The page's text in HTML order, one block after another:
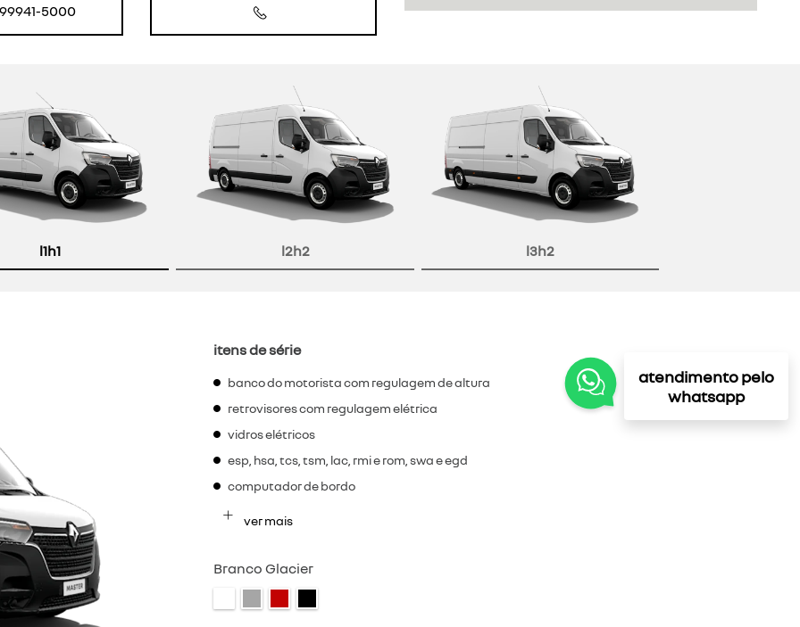
5000
l1h1 l2h2 l3h2
itens de série
banco do motorista com regulagem de altura
retrovisores com regulagem elétrica
vidros elétricos
esp, hsa, tcs, tsm, lac, rmi e rom, swa e egd
computador de bordo
ver mais
Branco Glacier
atendimento pelo
whatsapp